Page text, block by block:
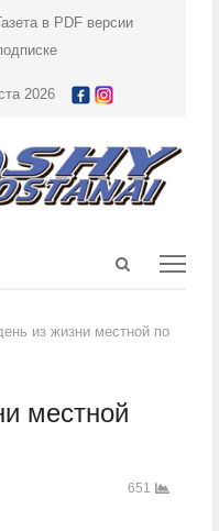
в PDF версии
2026
Open
из жизни местной полиции
местной
651